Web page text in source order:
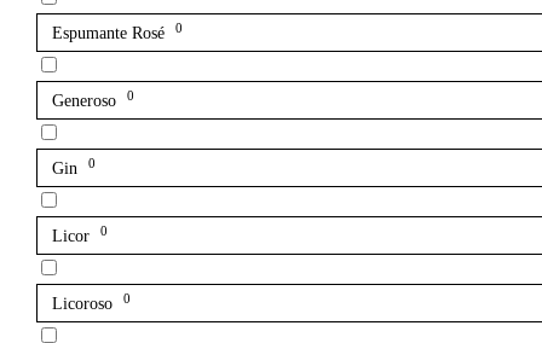
Espumante Rosé 0
Generoso 0
Gin 0
Licor 0
Licoroso 0